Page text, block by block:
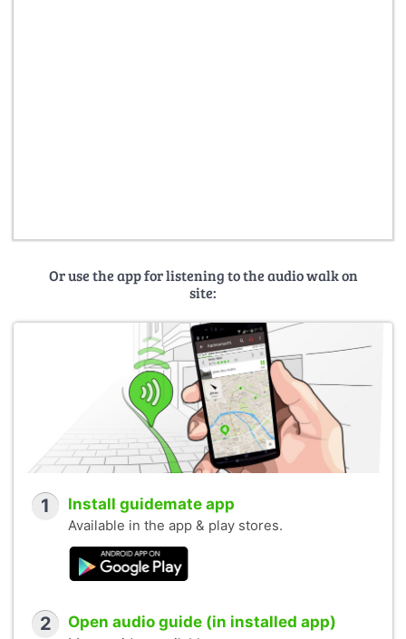
Or use the app for listening to the audio walk on
site:
1 Install guidemate app
Available in the app & play stores.
2 Open audio guide (in installed app)